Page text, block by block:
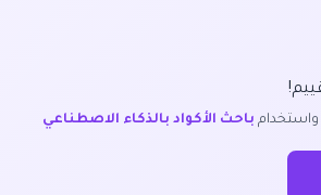
واستخدام باحث الأكواد بالذكاء الاصطناعي